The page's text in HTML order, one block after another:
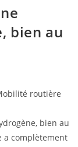
bien au
routière
bien au
a complètement